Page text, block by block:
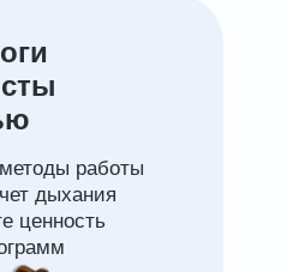
работы
дыхания
ценность